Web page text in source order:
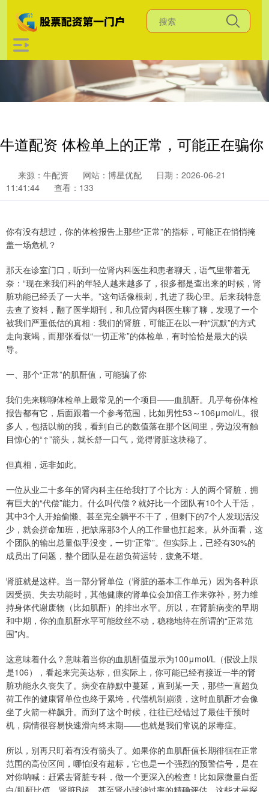
牛道配资 体检单上的正常，可能正在骗你
来源：牛配资 网站：博星优配
日期：2026-06-21
11:41:44
查看：133
你有没有想过，你的体检报告上那些“正常”的指标，可能正在悄悄掩
盖一场危机？
那天在诊室门口，听到一位肾内科医生和患者聊天，语气里带着无
奈：“现在来我们科的年轻人越来越多了，很多都是查出来的时候，肾
脏功能已经丢了一大半。”这句话像根刺，扎进了我心里。后来我特意
去查了资料，翻了医学期刊，和几位肾内科医生聊了聊，发现了一个
被我们严重低估的真相：我们的肾脏，可能正在以一种“沉默”的方式
走向衰竭，而那张看似“一切正常”的体检单，有时恰恰是最大的误
导。
一、那个“正常”的肌酐值，可能骗了你
我们先来聊聊体检单上最常见的一个项目——血肌酐。几乎每份体检
报告都有它，后面跟着一个参考范围，比如男性53～106μmol/L。很
多人，包括以前的我，看到自己的数值落在那个区间里，旁边没有触
目惊心的“↑”箭头，就长舒一口气，觉得肾脏这块稳了。
但真相，远非如此。
一位从业二十多年的肾内科主任给我打了个比方：人的两个肾脏，拥
有巨大的“代偿”能力。什么叫代偿？就好比一个团队有10个人干活，
其中3个人开始偷懒、甚至完全躺平不干了，但剩下的7个人发现活没
少，就会拼命加班，把缺席那3个人的工作量也扛起来。从外面看，这
个团队的输出总量似乎没变，一切“正常”。但实际上，已经有30%的
成员出了问题，整个团队是在超负荷运转，疲惫不堪。
肾脏就是这样。当一部分肾单位（肾脏的基本工作单元）因为各种原
因受损、失去功能时，其他健康的肾单位会加倍工作来弥补，努力维
持身体代谢废物（比如肌酐）的排出水平。所以，在肾脏病变的早期
和中期，你的血肌酐水平可能纹丝不动，稳稳地待在所谓的“正常范
围”内。
这意味着什么？意味着当你的血肌酐值显示为100μmol/L（假设上限
是106），看起来完美达标，但实际上，你可能已经有接近一半的肾
脏功能永久丧失了。病变在静默中蔓延，直到某一天，那些一直超负
荷工作的健康肾单位也终于累垮，代偿机制崩溃，这时血肌酐才会像
坐了火箭一样飙升。而到了这个时候，往往已经错过了最佳干预时
机，病情很容易快速滑向终末期——也就是我们常说的尿毒症。
所以，别再只盯着有没有箭头了。如果你的血肌酐值长期徘徊在正常
范围的高位区间，哪怕没有超标，它也是一个强烈的预警信号，是在
对你呐喊：赶紧去肾脏专科，做一个更深入的检查！比如尿微量白蛋
白/肌酐比值、肾脏B超、甚至肾小球滤过率的精确评估。这些才是探